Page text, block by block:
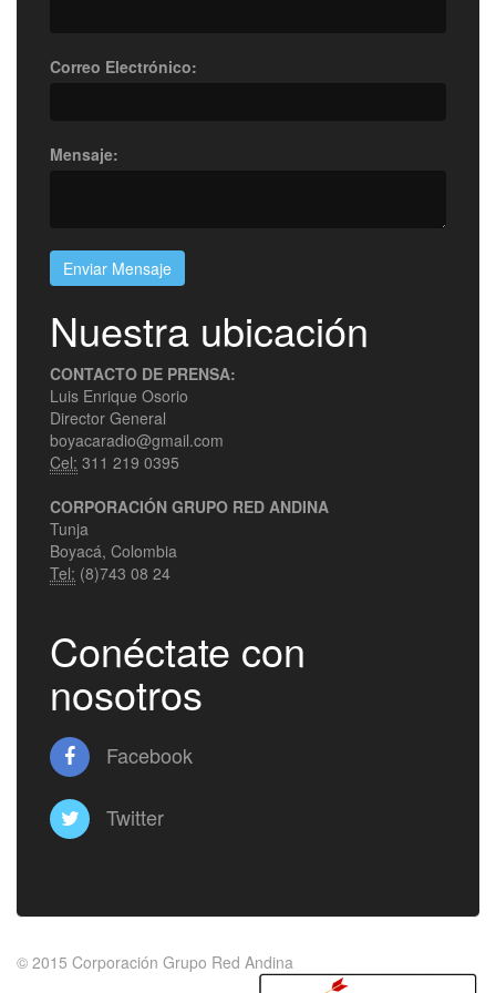
Correo Electrónico:
Mensaje:
Enviar Mensaje
Nuestra ubicación
CONTACTO DE PRENSA:
Luis Enrique Osorio
Director General
boyacaradio@gmail.com
Cel: 311 219 0395
CORPORACIÓN GRUPO RED ANDINA
Tunja
Boyacá, Colombia
Tel: (8)743 08 24
Conéctate con
nosotros
Facebook
Twitter
© 2015 Corporación Grupo Red Andina